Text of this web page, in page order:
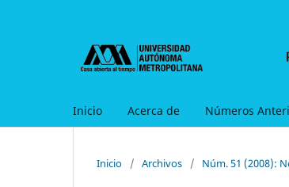
Inicio Acerca de Números
Inicio / Archivos / Núm. 51 (2008):